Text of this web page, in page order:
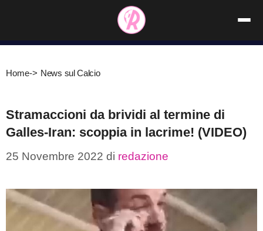
contenuto
Home-> News sul Calcio
Stramaccioni da brividi al termine di
Galles-Iran: scoppia in lacrime! (VIDEO)
25 Novembre 2022 di redazione